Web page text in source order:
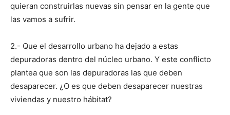
quieran construirlas nuevas sin pensar en la gente que
las vamos a sufrir.
2.- Que el desarrollo urbano ha dejado a estas
depuradoras dentro del núcleo urbano. Y este conflicto
plantea que son las depuradoras las que deben
desaparecer. ¿O es que deben desaparecer nuestras
viviendas y nuestro hábitat?